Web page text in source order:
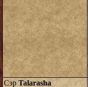
Сэр Talarasha